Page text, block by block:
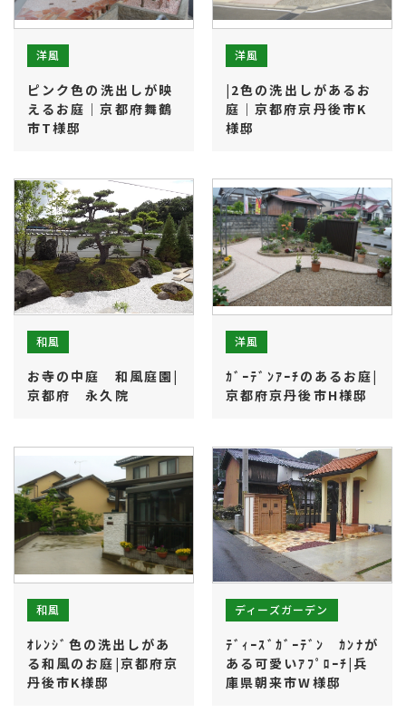
ホーム
会社紹介
受賞歴
施工実績
お客様の声
お知らせ・ブログ
ローンについて
よくあるご質問
洋風
ピンク色の洗出しが映
えるお庭｜京都府舞鶴
市T様邸
洋風
|2色の洗出しがあるお
庭｜京都府京丹後市K
様邸
和風
お寺の中庭 和風庭園|
京都府 永久院
洋風
ｶﾞｰﾃﾞﾝｱｰﾁのあるお庭|
京都府京丹後市H様邸
和風
ｵﾚﾝｼﾞ色の洗出しがあ
る和風のお庭|京都府京
丹後市K様邸
ディーズガーデン
ﾃﾞｨｰｽﾞｶﾞｰﾃﾞﾝ ｶﾝﾅが
ある可愛いｱﾌﾟﾛｰﾁ|兵
庫県朝来市W様邸